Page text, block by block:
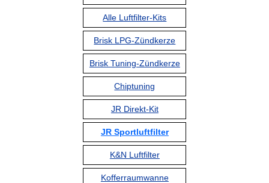
Alle Luftfilter-Kits
Brisk LPG-Zündkerze
Brisk Tuning-Zündkerze
Chiptuning
JR Direkt-Kit
JR Sportluftfilter
K&N Luftfilter
Kofferraumwanne